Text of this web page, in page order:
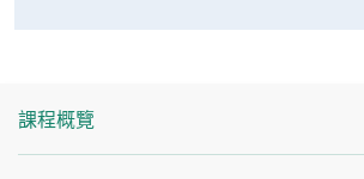
課程概覽